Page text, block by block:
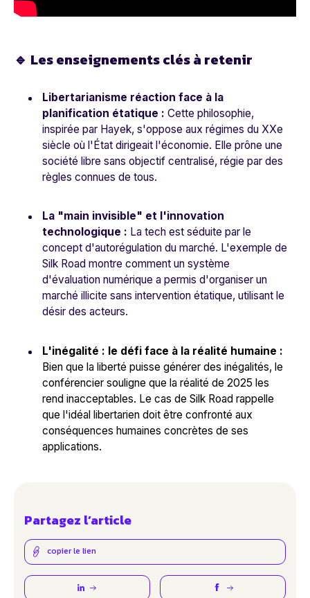
🔹 Les enseignements clés à retenir
Libertarianisme réaction face à la
planification étatique : Cette philosophie,
inspirée par Hayek, s'oppose aux régimes du XXe
siècle où l'État dirigeait l'économie. Elle prône une
société libre sans objectif centralisé, régie par des
règles connues de tous.
La "main invisible" et l'innovation
technologique : La tech est séduite par le
concept d'autorégulation du marché. L'exemple de
Silk Road montre comment un système
d'évaluation numérique a permis d'organiser un
marché illicite sans intervention étatique, utilisant le
désir des acteurs.
L'inégalité : le défi face à la réalité humaine :
Bien que la liberté puisse générer des inégalités, le
conférencier souligne que la réalité de 2025 les
rend inacceptables. Le cas de Silk Road rappelle
que l'idéal libertarien doit être confronté aux
conséquences humaines concrètes de ses
applications.
Partagez l’article
copier le lien